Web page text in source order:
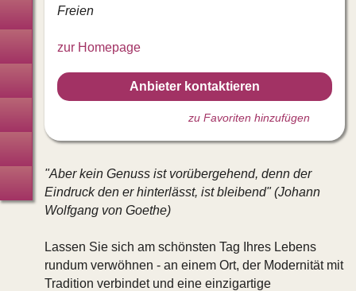
(Gast-)Geschenke
Tanzschulen
Coaching · Paarberatung
Freien
zur Homepage
Anbieter kontaktieren
zu Favoriten hinzufügen
"Aber kein Genuss ist vorübergehend, denn der
Eindruck den er hinterlässt, ist bleibend" (Johann
Wolfgang von Goethe)
Lassen Sie sich am schönsten Tag Ihres Lebens
rundum verwöhnen - an einem Ort, der Modernität mit
Tradition verbindet und eine einzigartige